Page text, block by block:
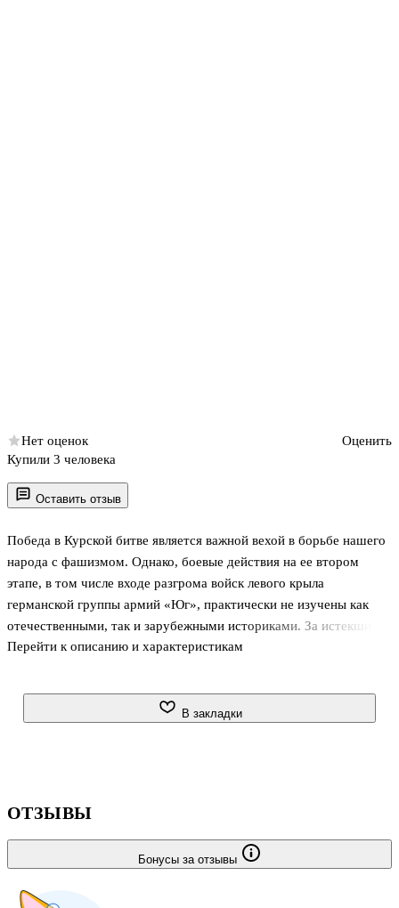
Оставить отзыв
Победа в Курской битве является важной вехой в борьбе нашего
народа с фашизмом. Однако, боевые действия на ее втором
этапе, в том числе входе разгрома войск левого крыла
германской группы армий «Юг», практически не изучены как
отечественными, так и зарубежными историками. За истекшие
десятилетия с момента завершения сражений на белrородско -
вниманию монография известных российских исследователей
Перейти к описанию и характеристикам
Нет оценок
Оценить
Купили 3 человека
В закладки
ОТЗЫВЫ
Бонусы за отзывы